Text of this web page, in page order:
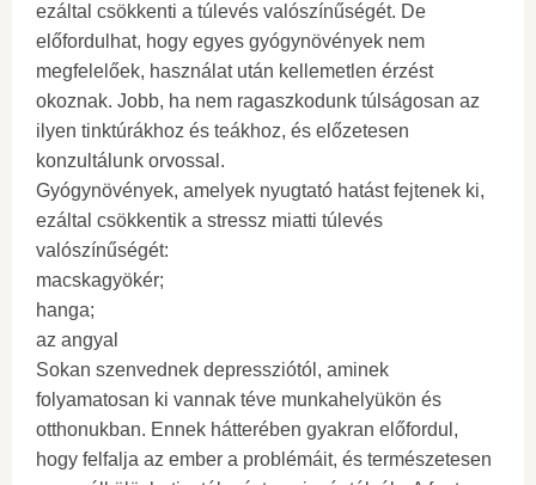
ezáltal csökkenti a túlevés valószínűségét. De
előfordulhat, hogy egyes gyógynövények nem
megfelelőek, használat után kellemetlen érzést
okoznak. Jobb, ha nem ragaszkodunk túlságosan az
ilyen tinktúrákhoz és teákhoz, és előzetesen
konzultálunk orvossal.
Gyógynövények, amelyek nyugtató hatást fejtenek ki,
ezáltal csökkentik a stressz miatti túlevés
valószínűségét:
macskagyökér;
hanga;
az angyal
Sokan szenvednek depressziótól, aminek
folyamatosan ki vannak téve munkahelyükön és
otthonukban. Ennek hátterében gyakran előfordul,
hogy felfalja az ember a problémáit, és természetesen